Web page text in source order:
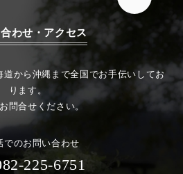
わせ・アクセス
道から沖縄まで全国でお手伝いしてお
ります。
問合せください。
でのお問い合わせ
225-6751